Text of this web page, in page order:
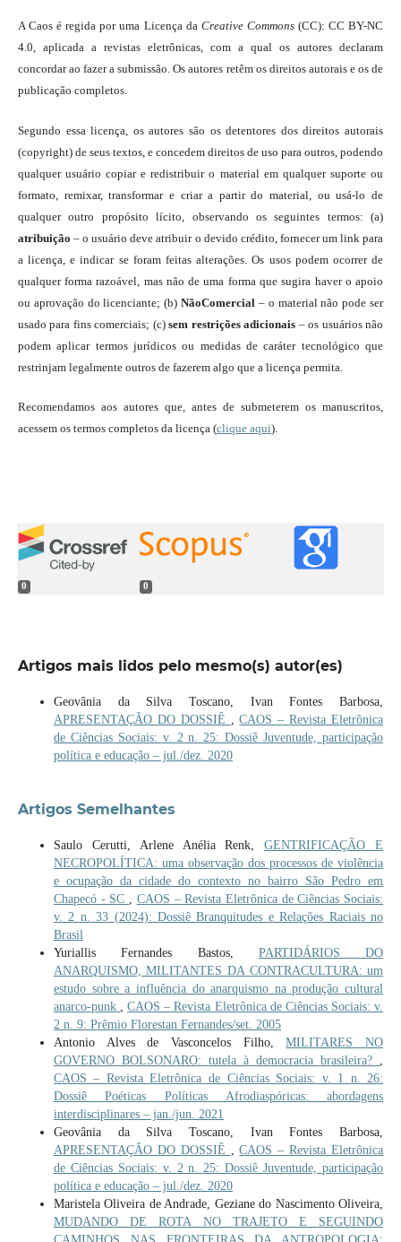
A Caos é regida por uma Licença da Creative Commons(CC): CC BY-NC
4.0, aplicada a revistas eletrônicas, com a qual os autores declaram
concordar ao fazer a submissão. Os autores retêm os direitos autorais e os de
publicação completos.
Segundo essa licença, os autores são os detentores dos direitos autorais
(copyright) de seus textos, e concedem direitos de uso para outros, podendo
qualquer usuário copiar e redistribuir o material em qualquer suporte ou
formato, remixar, transformar e criar a partir do material, ou usá-lo de
qualquer outro propósito lícito, observando os seguintes termos: (a)
atribuição – o usuário deve atribuir o devido crédito, fornecer um link para
a licença, e indicar se foram feitas alterações. Os usos podem ocorrer de
qualquer forma razoável, mas não de uma forma que sugira haver o apoio
ou aprovação do licenciante; (b)NãoComercial – o material não pode ser
usado para fins comerciais; (c)sem restrições adicionais – os usuários não
podem aplicar termos jurídicos ou medidas de caráter tecnológico que
restrinjam legalmente outros de fazerem algo que a licença permita.
Recomendamos aos autores que, antes de submeterem os manuscritos,
acessem os termos completos da licença (clique aqui).
0 0
Artigos mais lidos pelo mesmo(s) autor(es)
Geovânia da Silva Toscano, Ivan Fontes Barbosa,
APRESENTAÇÃO DO DOSSIÊ ,CAOS – Revista Eletrônica
de Ciências Sociais: v. 2 n. 25: Dossiê Juventude, participação
política e educação – jul./dez. 2020
Artigos Semelhantes
Saulo Cerutti, Arlene Anélia Renk,GENTRIFICAÇÃO E
NECROPOLÍTICA: uma observação dos processos de violência
e ocupação da cidade do contexto no bairro São Pedro em
Chapecó - SC , CAOS – Revista Eletrônica de Ciências Sociais:
v. 2 n. 33 (2024): Dossiê Branquitudes e Relações Raciais no
Brasil
Yuriallis Fernandes Bastos, PARTIDÁRIOS DO
ANARQUISMO, MILITANTES DA CONTRACULTURA: um
estudo sobre a influência do anarquismo na produção cultural
anarco-punk ,CAOS – Revista Eletrônica de Ciências Sociais: v.
2 n. 9: Prêmio Florestan Fernandes/set. 2005
Antonio Alves de Vasconcelos Filho,MILITARES NO
GOVERNO BOLSONARO: tutela à democracia brasileira? ,
CAOS – Revista Eletrônica de Ciências Sociais: v. 1 n. 26:
Dossiê Poéticas Políticas Afrodiaspóricas: abordagens
interdisciplinares – jan./jun. 2021
Geovânia da Silva Toscano, Ivan Fontes Barbosa,
APRESENTAÇÃO DO DOSSIÊ ,CAOS – Revista Eletrônica
de Ciências Sociais: v. 2 n. 25: Dossiê Juventude, participação
política e educação – jul./dez. 2020
Maristela Oliveira de Andrade, Geziane do Nascimento Oliveira,
MUDANDO DE ROTA NO TRAJETO E SEGUINDO